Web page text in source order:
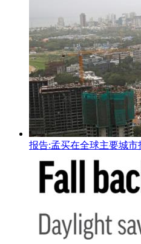
报告:孟买在全球主要城市